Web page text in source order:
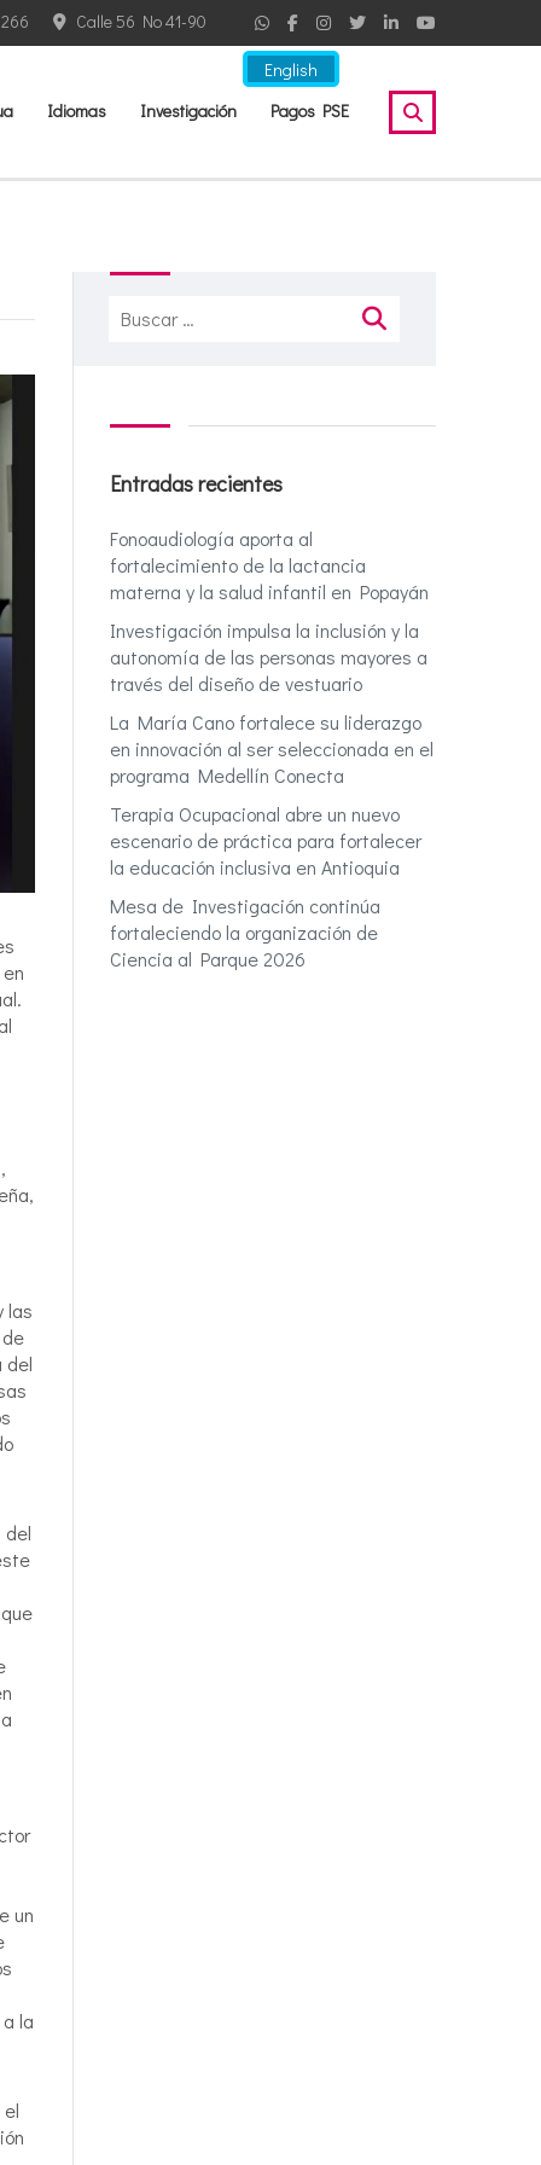
English
Calle 56 No 41-90
Idiomas Investigación Pagos PSE
las
del
del
un
la
Buscar:
Entradas recientes
Fonoaudiología aporta al
fortalecimiento de la lactancia
materna y la salud infantil en Popayán
Investigación impulsa la inclusión y la
autonomía de las personas mayores a
través del diseño de vestuario
La María Cano fortalece su liderazgo
en innovación al ser seleccionada en el
programa Medellín Conecta
Terapia Ocupacional abre un nuevo
escenario de práctica para fortalecer
la educación inclusiva en Antioquia
Mesa de Investigación continúa
fortaleciendo la organización de
Ciencia al Parque 2026